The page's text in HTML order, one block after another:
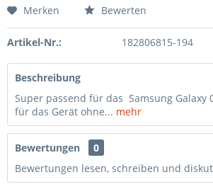
Merken Bewerten
Artikel-Nr.: 182806815-194
Beschreibung
Super passend für das Samsung Galaxy
für das Gerät ohne... mehr
Bewertungen
0
Bewertungen lesen, schreiben und